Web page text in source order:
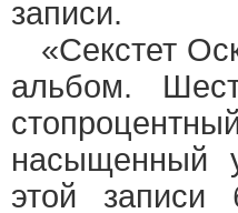
записи.
«Секстет
альбом.
насыщенный
этой записи